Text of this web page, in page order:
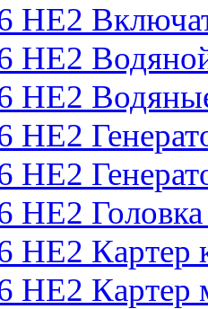
НЕ2
НЕ2
НЕ2
НЕ2 Головка
Картер
НЕ2 Картер